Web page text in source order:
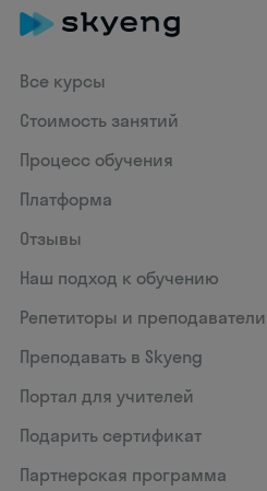
Все курсы
Стоимость занятий
Процесс обучения
Платформа
Отзывы
Наш подход к обучению
Репетиторы и преподаватели
Преподавать в Skyeng
Портал для учителей
Подарить сертификат
Партнерская программа